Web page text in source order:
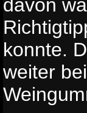
davon
konnte.
weiter